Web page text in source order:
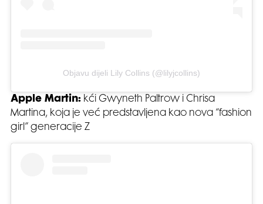
Objavu dijeli Lily Collins (@lilyjcollins)
Apple Martin: kći Gwyneth Paltrow i Chrisa
Martina, koja je već predstavljena kao nova “fashion
girl” generacije Z